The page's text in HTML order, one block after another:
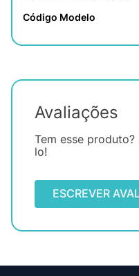
Código Modelo
Avaliações
Tem esse
lo!
ESCREVER